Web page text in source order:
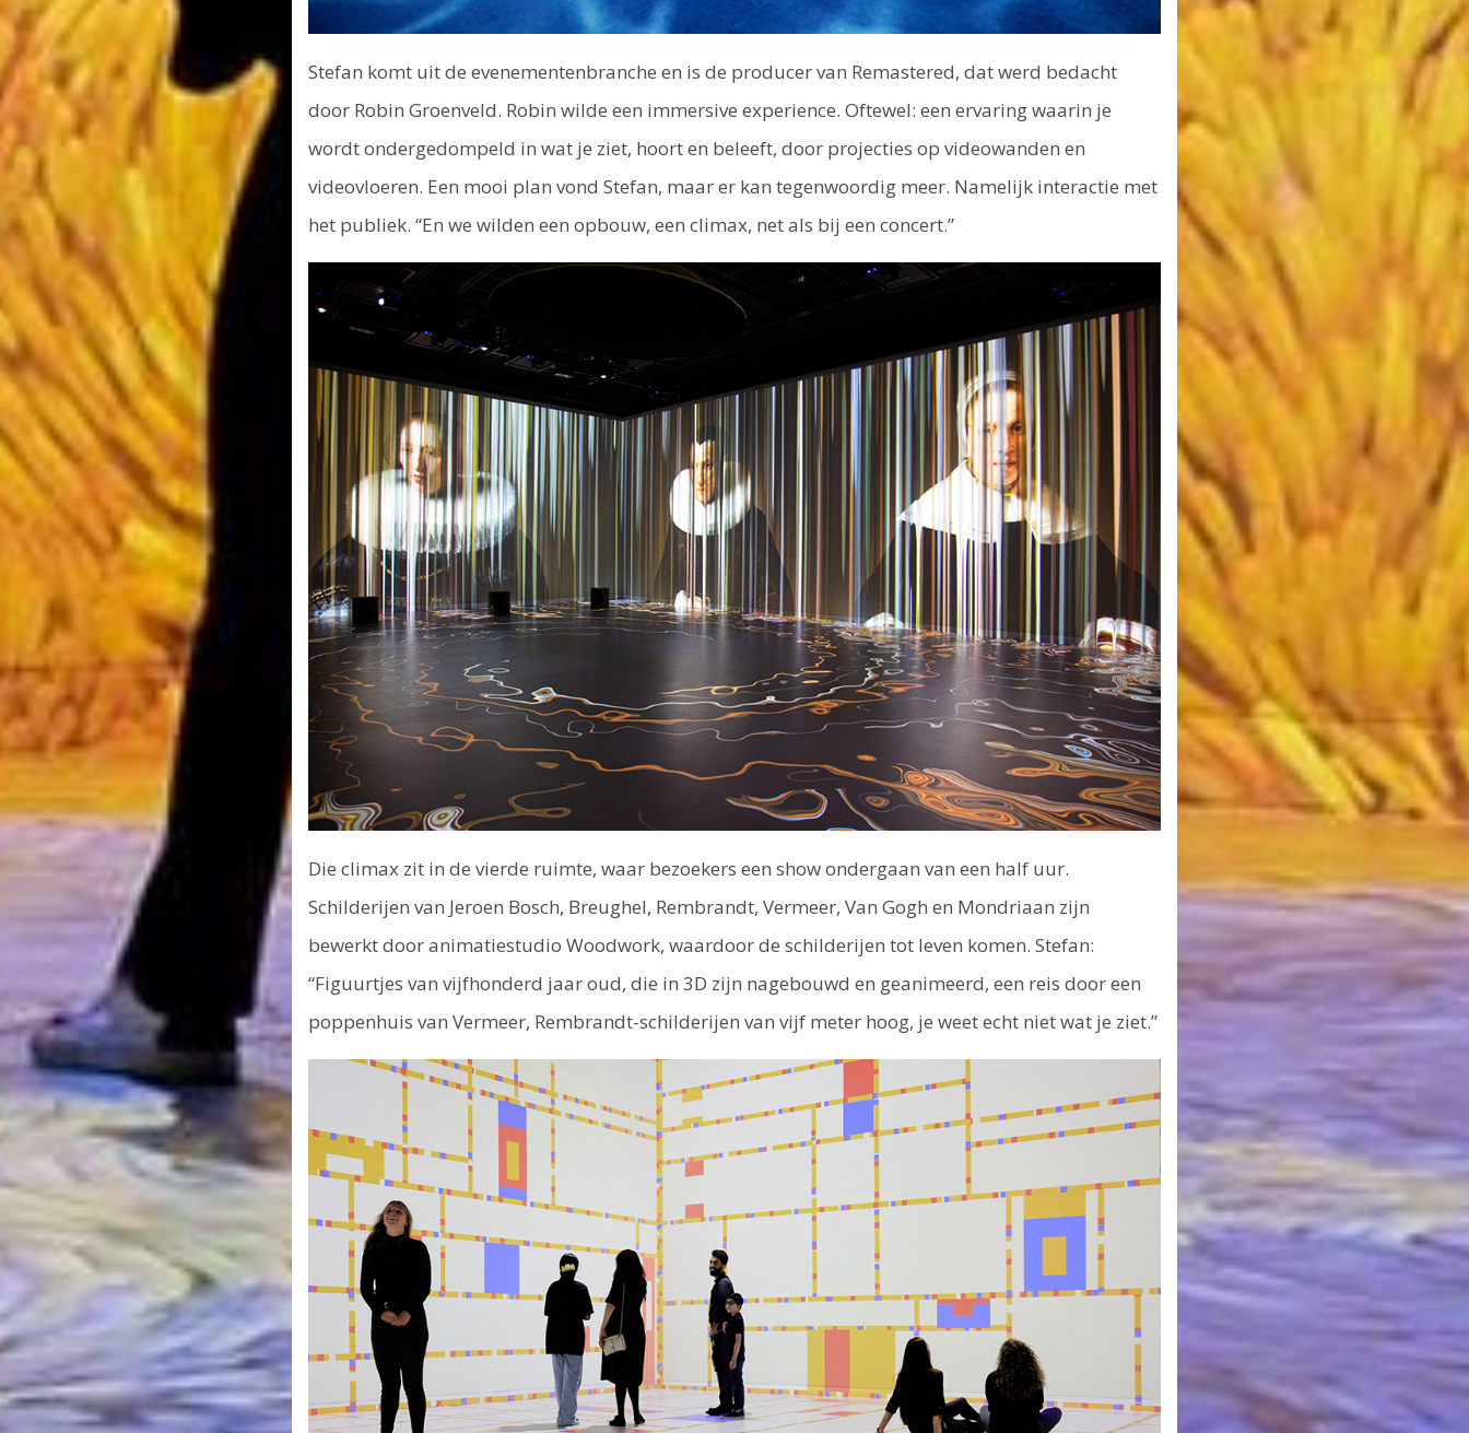
Stefan komt uit de evenementenbranche en is de producer van Remastered, dat werd bedacht
door Robin Groenveld. Robin wilde een immersive experience. Oftewel: een ervaring waarin je
wordt ondergedompeld in wat je ziet, hoort en beleeft, door projecties op videowanden en
videovloeren. Een mooi plan vond Stefan, maar er kan tegenwoordig meer. Namelijk interactie met
het publiek. “En we wilden een opbouw, een climax, net als bij een concert.”
Die climax zit in de vierde ruimte, waar bezoekers een show ondergaan van een half uur.
Schilderijen van Jeroen Bosch, Breughel, Rembrandt, Vermeer, Van Gogh en Mondriaan zijn
bewerkt door animatiestudio Woodwork, waardoor de schilderijen tot leven komen. Stefan:
“Figuurtjes van vijfhonderd jaar oud, die in 3D zijn nagebouwd en geanimeerd, een reis door een
poppenhuis van Vermeer, Rembrandt-schilderijen van vijf meter hoog, je weet echt niet wat je ziet.”